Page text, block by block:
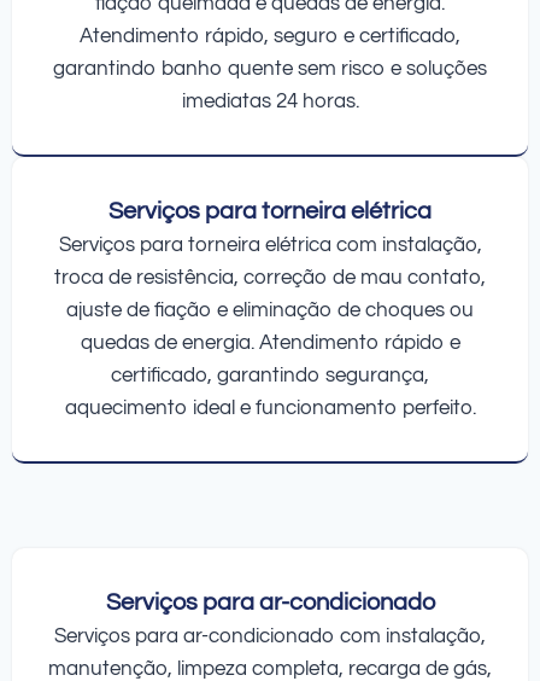
Atendimento rápido, seguro e certificado,
garantindo banho quente sem risco e soluções
imediatas 24 horas.
Serviços para torneira elétrica
Serviços para torneira elétrica com instalação,
troca de resistência, correção de mau contato,
ajuste de fiação e eliminação de choques ou
quedas de energia. Atendimento rápido e
certificado, garantindo segurança,
aquecimento ideal e funcionamento perfeito.
Serviços para ar-condicionado
Serviços para ar-condicionado com instalação,
manutenção, limpeza completa, recarga de gás,